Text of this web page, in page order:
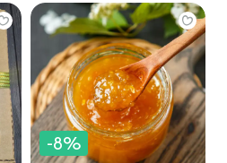
-8%